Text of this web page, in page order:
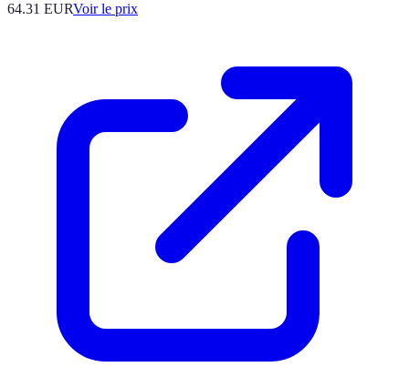
64.31 EURVoir le prix